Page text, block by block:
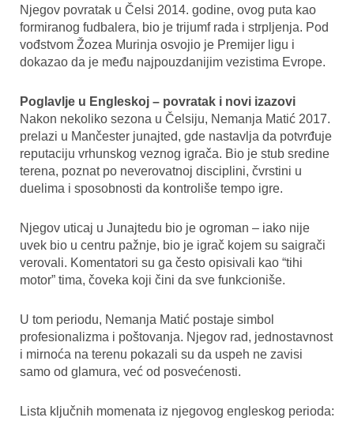
Njegov povratak u Čelsi 2014. godine, ovog puta kao
formiranog fudbalera, bio je trijumf rada i strpljenja. Pod
vođstvom Žozea Murinja osvojio je Premijer ligu i
dokazao da je među najpouzdanijim vezistima Evrope.
Poglavlje u Engleskoj – povratak i novi izazovi
Nakon nekoliko sezona u Čelsiju, Nemanja Matić 2017.
prelazi u Mančester junajted, gde nastavlja da potvrđuje
reputaciju vrhunskog veznog igrača. Bio je stub sredine
terena, poznat po neverovatnoj disciplini, čvrstini u
duelima i sposobnosti da kontroliše tempo igre.
Njegov uticaj u Junajtedu bio je ogroman – iako nije
uvek bio u centru pažnje, bio je igrač kojem su saigrači
verovali. Komentatori su ga često opisivali kao “tihi
motor” tima, čoveka koji čini da sve funkcioniše.
U tom periodu, Nemanja Matić postaje simbol
profesionalizma i poštovanja. Njegov rad, jednostavnost
i mirnoća na terenu pokazali su da uspeh ne zavisi
samo od glamura, već od posvećenosti.
Lista ključnih momenata iz njegovog engleskog perioda: